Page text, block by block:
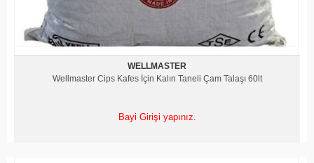
WELLMASTER
Wellmaster Cips Kafes İçin Kalın Taneli Çam Talaşı 60lt
Bayi Girişi yapınız.